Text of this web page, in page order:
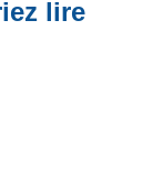
lire